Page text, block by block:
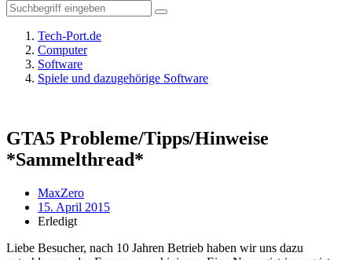
Tech-Port.de
Computer
Software
Spiele und dazugehörige Software
GTA5 Probleme/Tipps/Hinweise
*Sammelthread*
MaxZero
15. April 2015
Erledigt
Liebe Besucher, nach 10 Jahren Betrieb haben wir uns dazu